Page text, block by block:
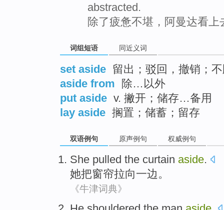
abstracted.
除了疲惫不堪，阿曼达看
词组短语 同近义词
set aside 留出；驳回，撤销；
aside from
除…以外
put aside v. 撇开；储存…备用
lay aside 搁置；储蓄；留存
双语例句 原声例句 权威例句
She pulled the curtain aside.
她把窗帘拉向一边 。
《牛津词典》